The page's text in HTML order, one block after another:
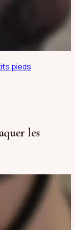
pieds
les